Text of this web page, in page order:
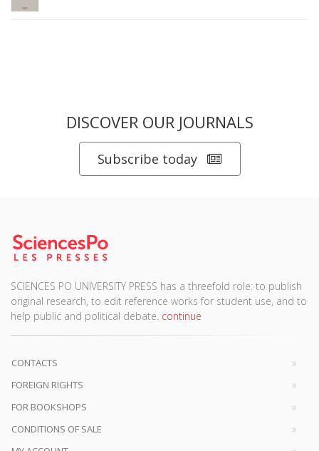
DISCOVER OUR JOURNALS
Subscribe today
SCIENCES PO UNIVERSITY PRESS has a threefold role: to publish
original research, to edit reference works for student use, and to
help public and political debate. continue
CONTACTS
FOREIGN RIGHTS
FOR BOOKSHOPS
CONDITIONS OF SALE